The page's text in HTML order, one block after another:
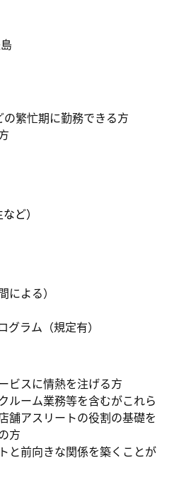
の繁忙期に勤務できる方
ど）
による）
グラム（規定有）
ビスに情熱を注げる方
ルーム業務等を含むがこれら
舗アスリートの役割の基礎を
方
と前向きな関係を築くことが